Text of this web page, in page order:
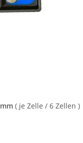
( je Zelle / 6 Zellen )